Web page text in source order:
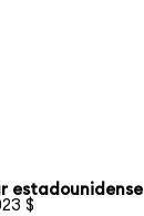
estadounidense
$